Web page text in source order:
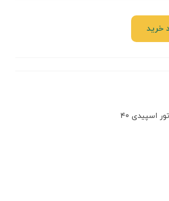
خرید
اسپیدی ۴۰